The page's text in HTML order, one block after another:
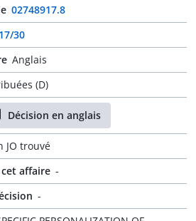
02748917.8
30
Anglais
(D)
Décision en anglais
JO trouvé
affaire -
-